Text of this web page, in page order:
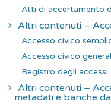
Atti di accertamento
Altri contenuti –
Accesso civico
Accesso civico
Registro degli accessi
Altri contenuti –
metadati e banche